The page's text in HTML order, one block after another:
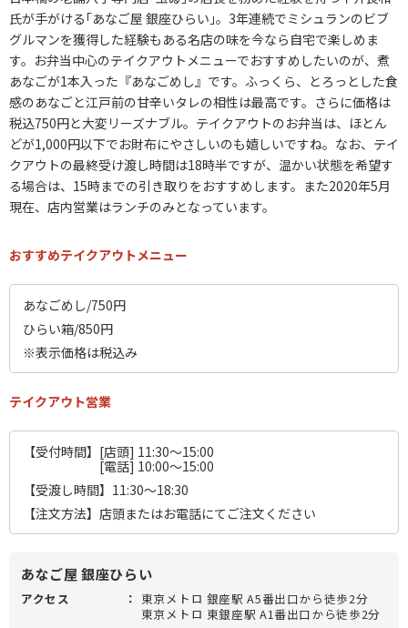
氏が手がける｢あなご屋 銀座ひらい｣。3年連続でミシュランのビブ
グルマンを獲得した経験もある名店の味を今なら自宅で楽しめま
す。お弁当中心のテイクアウトメニューでおすすめしたいのが、煮
あなごが1本入った『あなごめし』です。ふっくら、とろっとした食
感のあなごと江戸前の甘辛いタレの相性は最高です。さらに価格は
税込750円と大変リーズナブル。テイクアウトのお弁当は、ほとん
どが1,000円以下でお財布にやさしいのも嬉しいですね。なお、テイ
クアウトの最終受け渡し時間は18時半ですが、温かい状態を希望す
る場合は、15時までの引き取りをおすすめします。また2020年5月
現在、店内営業はランチのみとなっています。
おすすめテイクアウトメニュー
あなごめし/750円
ひらい箱/850円
※表示価格は税込み
テイクアウト営業
【受付時間】[店頭] 11:30～15:00
[電話] 10:00～15:00
【受渡し時間】11:30～18:30
【注文方法】店頭またはお電話にてご注文ください
あなご屋 銀座ひらい
アクセス ： 東京メトロ 銀座駅 A5番出口から徒歩2分
東京メトロ 東銀座駅 A1番出口から徒歩2分